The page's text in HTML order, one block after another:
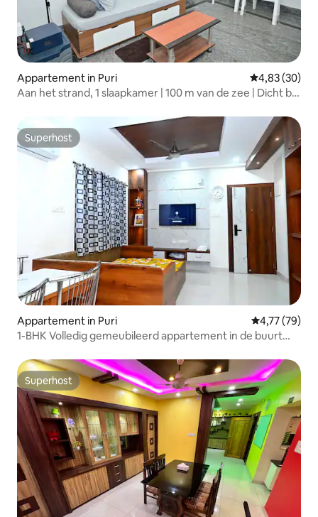
Appartement in Puri Gemiddelde
4,83 (30)
Aan het strand, 1 slaapkamer | 100 m van de zee | Dicht bij
Superhost
Superhost
Appartement in Puri Gemiddelde
4,77 (79)
1-BHK Volledig gemeubileerd appartement in de buurt
Superhost
Superhost